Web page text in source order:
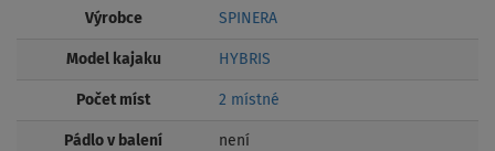
Výrobce SPINERA
Model kajaku HYBRIS
Počet míst 2 místné
Pádlo v balení není